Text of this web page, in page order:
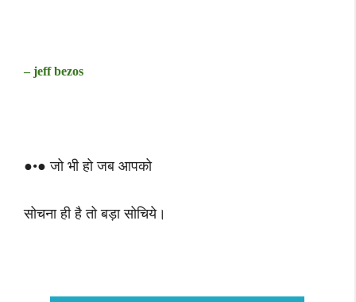
– jeff bezos
●•● जो भी हो जब आपको
सोचना ही है तो बड़ा सोचिये।